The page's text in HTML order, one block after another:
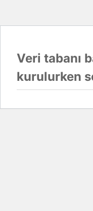
Veri tabanı
kurulurken